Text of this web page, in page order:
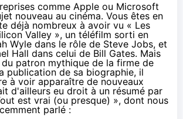
comme Apple ou Microsoft
nouveau au cinéma. Vous êtes en
déjà nombreux à avoir vu « Les
Valley », un téléfilm sorti en
Wyle dans le rôle de Steve Jobs, et
Hall dans celui de Bill Gates. Mais
patron mythique de la firme de
publication de sa biographie, il
à voir apparaître de nouveaux
d'ailleurs eu droit à un résumé par
est vrai (ou presque) », dont nous
parlé :